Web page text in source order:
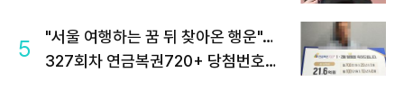
5
"서울 여행하는 꿈 뒤 찾아온 행운"…
327회차 연금복권720+ 당첨번호조